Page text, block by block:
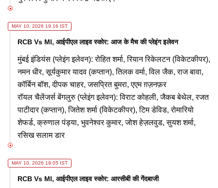
MAY 10, 2026 19:16 IST
RCB Vs MI, आईपीएल लाइव स्कोर: आज के मैच की प्लेइंग इलेवन
मुंबई इंडियंस (प्लेइंग इलेवन): रोहित शर्मा, रियान रिकेलटन (विकेटकीपर),
नमन धीर, सूर्यकुमार यादव (कप्तान), तिलक वर्मा, विल जैक, राज बावा,
कॉर्बिन बॉश, दीपक चाहर, जसप्रित बुमरा, एएम ग़ज़नफ़र
रॉयल चैलेंजर्स बेंगलुरु (प्लेइंग इलेवन): विराट कोहली, जैकब बेथेल, रजत
पाटीदार (कप्तान), जितेश शर्मा (विकेटकीपर), टिम डेविड, रोमारियो
शेफर्ड, क्रुणाल पंड्या, भुवनेश्वर कुमार, जोश हेज़लवुड, सुयश शर्मा,
रसिख सलाम डार
MAY 10, 2026 19:05 IST
RCB Vs MI, आईपीएल लाइव स्कोर: आरसीबी की गेंदबाजी